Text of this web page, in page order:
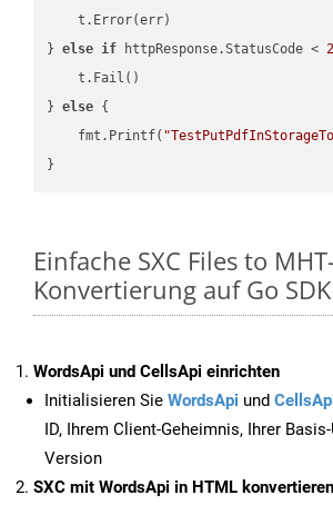
    t.Error(err)
} else if httpResponse.StatusCode <
    t.Fail()
} else {
    fmt.Printf(
Einfache SXC Files to
Konvertierung auf Go SDK
WordsApi und CellsApi einrichten
Initialisieren Sie WordsApi und
ID, Ihrem Client-Geheimnis, Ihrer
Version
SXC mit WordsApi in HTML konvertieren